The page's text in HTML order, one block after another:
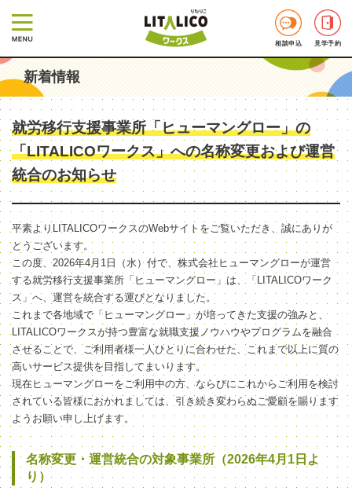
相談申込 見学予約
新着情報
就労移行支援事業所「ヒューマングロー」の
「LITALICOワークス」への名称変更および運営
統合のお知らせ
平素よりLITALICOワークスのWebサイトをご覧いただき、誠にありが
とうございます。
この度、2026年4月1日（水）付で、株式会社ヒューマングローが運営
する就労移行支援事業所「ヒューマングロー」は、「LITALICOワーク
ス」へ、運営を統合する運びとなりました。
これまで各地域で「ヒューマングロー」が培ってきた支援の強みと、
LITALICOワークスが持つ豊富な就職支援ノウハウやプログラムを融合
させることで、ご利用者様一人ひとりに合わせた、これまで以上に質の
高いサービス提供を目指してまいります。
現在ヒューマングローをご利用中の方、ならびにこれからご利用を検討
されている皆様におかれましては、引き続き変わらぬご愛顧を賜ります
ようお願い申し上げます。
名称変更・運営統合の対象事業所（2026年4月1日よ
り）